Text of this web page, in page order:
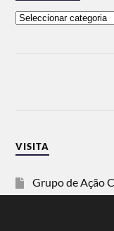
VISITA
Grupo de Ação